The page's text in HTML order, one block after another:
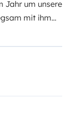
Jahr um unsere
mit ihm
dies ebenso
sehr
die
zwei im